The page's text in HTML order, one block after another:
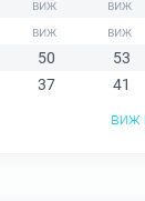
50 53
37 41
виж